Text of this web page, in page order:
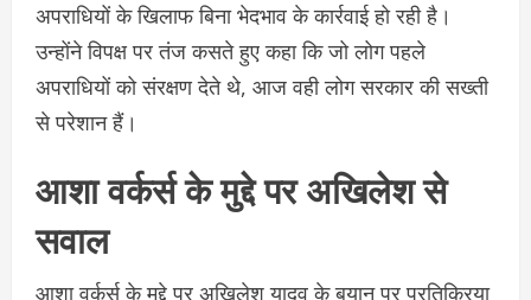
अपराधियों के खिलाफ बिना भेदभाव के कार्रवाई हो रही है।
उन्होंने विपक्ष पर तंज कसते हुए कहा कि जो लोग पहले
अपराधियों को संरक्षण देते थे, आज वही लोग सरकार की सख्ती
से परेशान हैं।
आशा वर्कर्स के मुद्दे पर अखिलेश से
सवाल
आशा वर्कर्स के मुद्दे पर अखिलेश यादव के बयान पर प्रतिक्रिया